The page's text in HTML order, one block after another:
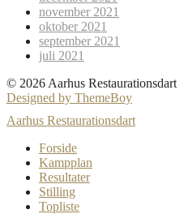
november 2021
oktober 2021
september 2021
juli 2021
© 2026 Aarhus Restaurationsdart
Designed by ThemeBoy
Aarhus Restaurationsdart
Forside
Kampplan
Resultater
Stilling
Topliste